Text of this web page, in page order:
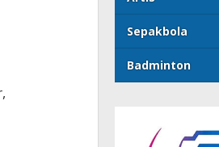
Sepakbola
Badminton